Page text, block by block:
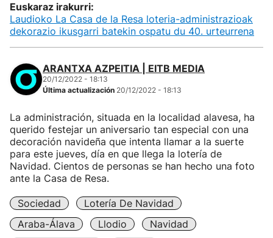
Euskaraz irakurri:
Laudioko La Casa de la Resa loteria-administrazioak
dekorazio ikusgarri batekin ospatu du 40. urteurrena
ARANTXA AZPEITIA | EITB MEDIA
20/12/2022 - 18:13
Última actualización 20/12/2022 - 18:13
La administración, situada en la localidad alavesa, ha
querido festejar un aniversario tan especial con una
decoración navideña que intenta llamar a la suerte
para este jueves, día en que llega la lotería de
Navidad. Cientos de personas se han hecho una foto
ante la Casa de Resa.
Sociedad
Lotería De Navidad
Araba-Álava
Llodio
Navidad